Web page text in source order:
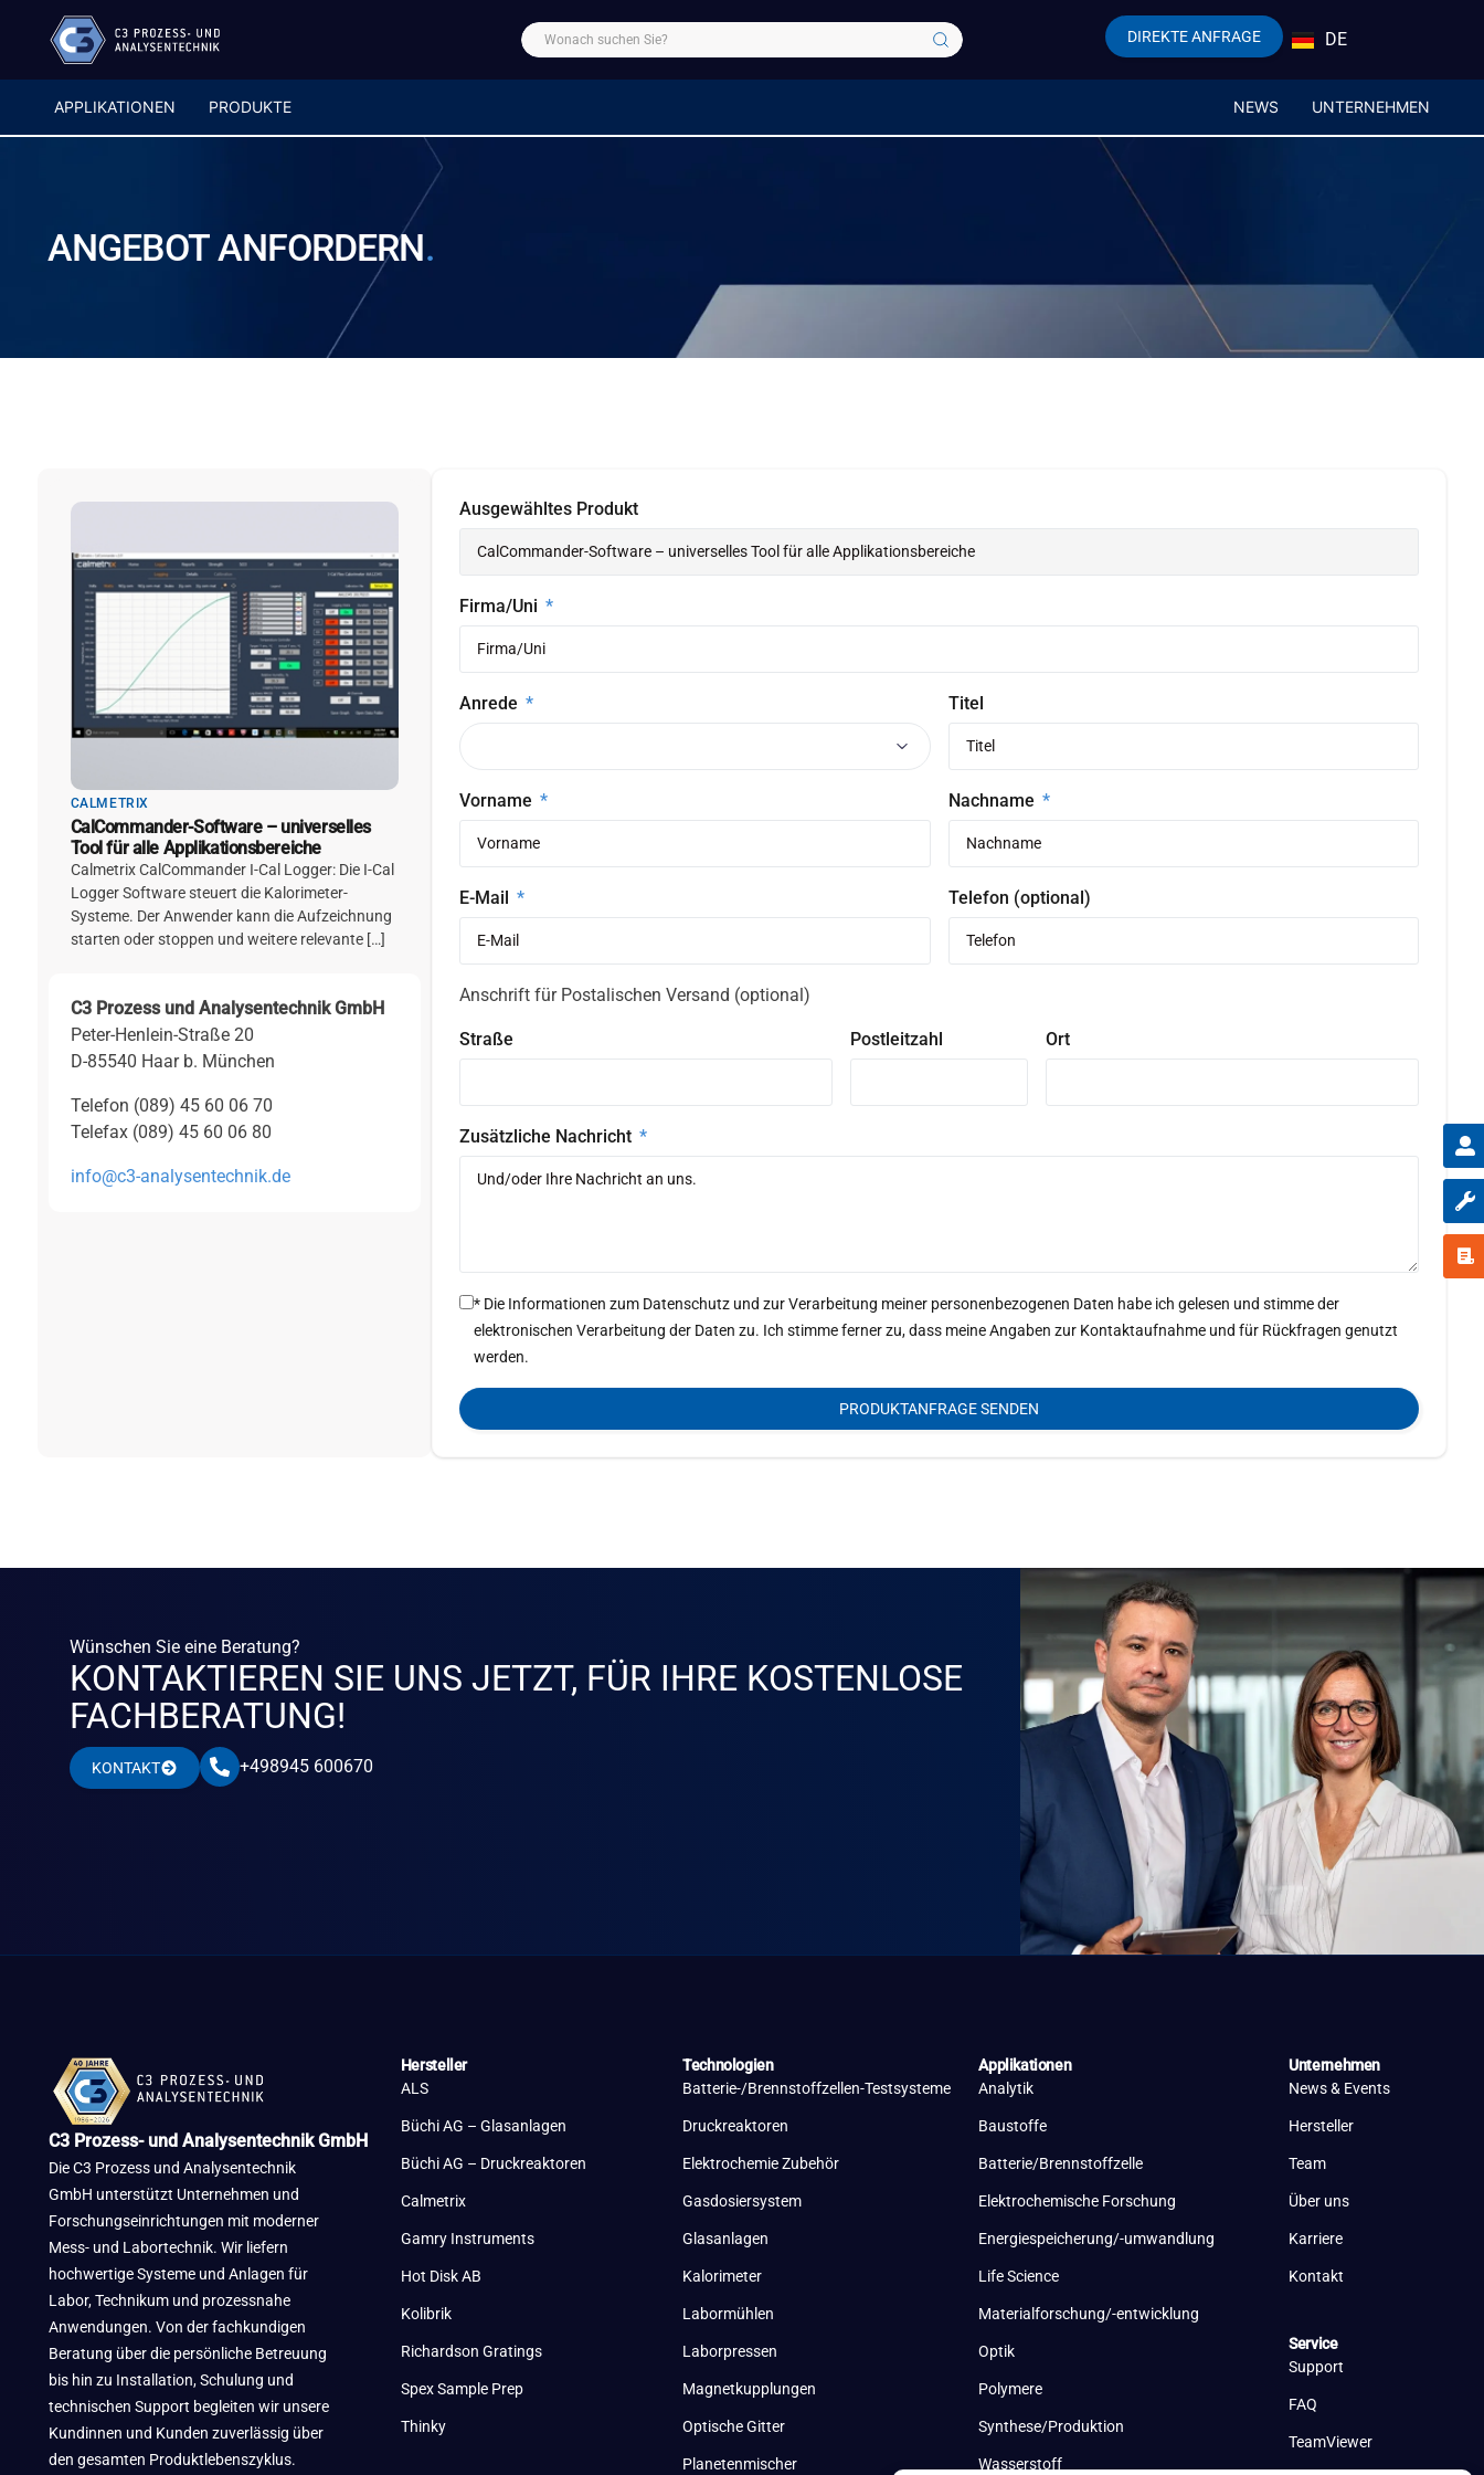
DIREKTE ANFRAGE DE
EN
APPLIKATIONEN PRODUKTE NEWS UNTERNEHMEN
ANGEBOTANFORDERN.
CALMETRIX
CalCommander-Software – universelles
Tool für alle Applikationsbereiche
Calmetrix CalCommander I-Cal Logger: Die I-Cal
Logger Software steuert die Kalorimeter-
Systeme. Der Anwender kann die Aufzeichnung
starten oder stoppen und weitere relevante […]
C3 Prozess und Analysentechnik GmbH
Peter-Henlein-Straße 20
D-85540 Haar b. München
Telefon (089) 45 60 06 70
Telefax (089) 45 60 06 80
info@c3-analysentechnik.de
Ausgewähltes Produkt
Firma/Uni
Anrede Titel
Vorname Nachname
E-Mail Telefon (optional)
Anschrift für Postalischen Versand (optional)
Straße Postleitzahl Ort
Zusätzliche Nachricht
* Die Informationen zum Datenschutz und zur Verarbeitung meiner personenbezogenen Daten habe ich gelesen und stimme der
elektronischen Verarbeitung der Daten zu. Ich stimme ferner zu, dass meine Angaben zur Kontaktaufnahme und für Rückfragen genutzt
werden.
PRODUKTANFRAGE SENDEN
Wünschen Sie eine Beratung?
KONTAKTIEREN SIE UNS JETZT, FÜR IHRE KOSTENLOSE
FACHBERATUNG!
KONTAKT +498945 600670
C3 Prozess- und Analysentechnik GmbH
Die C3 Prozess und Analysentechnik
GmbH unterstützt Unternehmen und
Forschungseinrichtungen mit moderner
Mess- und Labortechnik. Wir liefern
hochwertige Systeme und Anlagen für
Labor, Technikum und prozessnahe
Anwendungen. Von der fachkundigen
Beratung über die persönliche Betreuung
bis hin zu Installation, Schulung und
technischen Support begleiten wir unsere
Kundinnen und Kunden zuverlässig über
den gesamten Produktlebenszyklus.
Hersteller
ALS
Büchi AG – Glasanlagen
Büchi AG – Druckreaktoren
Calmetrix
Gamry Instruments
Hot Disk AB
Kolibrik
Richardson Gratings
Spex Sample Prep
Thinky
Technologien
Batterie-/Brennstoffzellen-Testsysteme
Druckreaktoren
Elektrochemie Zubehör
Gasdosiersystem
Glasanlagen
Kalorimeter
Labormühlen
Laborpressen
Magnetkupplungen
Optische Gitter
Planetenmischer
Applikationen
Analytik
Baustoffe
Batterie/Brennstoffzelle
Elektrochemische Forschung
Energiespeicherung/-umwandlung
Life Science
Materialforschung/-entwicklung
Optik
Polymere
Synthese/Produktion
Wasserstoff
Unternehmen
News & Events
Hersteller
Team
Über uns
Karriere
Kontakt
Service
Support
FAQ
TeamViewer